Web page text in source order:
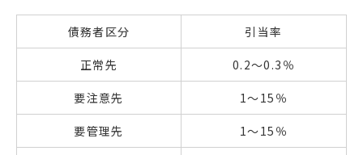
債務者区分 引当率
正常先 0.2～0.3％
要注意先 1～15％
要管理先 1～15％